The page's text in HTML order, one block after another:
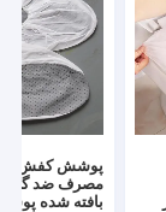
پوشش کفش
مصرف ضد گرد و
بافته شده